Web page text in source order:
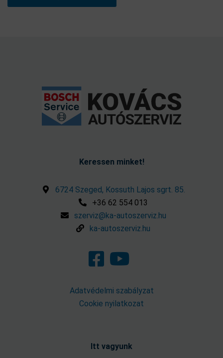
Keressen minket!
6724 Szeged, Kossuth Lajos sgrt. 85.
+36 62 554 013
szerviz@ka-autoszerviz.hu
ka-autoszerviz.hu
Adatvédelmi szabályzat
Cookie nyilatkozat
Itt vagyunk